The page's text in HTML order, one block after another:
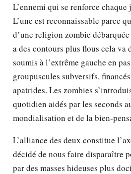
L’ennemi qui se renforce
L’une est reconnaissable parce
d’une religion zombie débarquée
a des contours plus flous cela va
soumis à l’extrême gauche en
groupuscules subversifs,
apatrides. Les zombies
quotidien aidés par les seconds
mondialisation et de la bien-
L’alliance des deux constitue
décidé de nous faire disparaître
par des masses hideuses plus